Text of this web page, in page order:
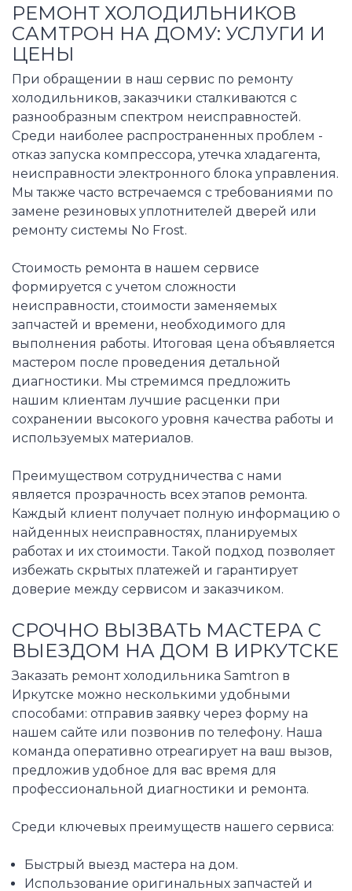
РЕМОНТ ХОЛОДИЛЬНИКОВ
САМТРОН НА ДОМУ: УСЛУГИ И
ЦЕНЫ
При обращении в наш сервис по ремонту
холодильников, заказчики сталкиваются с
разнообразным спектром неисправностей.
Среди наиболее распространенных проблем -
отказ запуска компрессора, утечка хладагента,
неисправности электронного блока управления.
Мы также часто встречаемся с требованиями по
замене резиновых уплотнителей дверей или
ремонту системы No Frost.
Стоимость ремонта в нашем сервисе
формируется с учетом сложности
неисправности, стоимости заменяемых
запчастей и времени, необходимого для
выполнения работы. Итоговая цена объявляется
мастером после проведения детальной
диагностики. Мы стремимся предложить
нашим клиентам лучшие расценки при
сохранении высокого уровня качества работы и
используемых материалов.
Преимуществом сотрудничества с нами
является прозрачность всех этапов ремонта.
Каждый клиент получает полную информацию о
найденных неисправностях, планируемых
работах и их стоимости. Такой подход позволяет
избежать скрытых платежей и гарантирует
доверие между сервисом и заказчиком.
СРОЧНО ВЫЗВАТЬ МАСТЕРА С
ВЫЕЗДОМ НА ДОМ В ИРКУТСКЕ
Заказать ремонт холодильника Samtron в
Иркутске можно несколькими удобными
способами: отправив заявку через форму на
нашем сайте или позвонив по телефону. Наша
команда оперативно отреагирует на ваш вызов,
предложив удобное для вас время для
профессиональной диагностики и ремонта.
Среди ключевых преимуществ нашего сервиса:
Быстрый выезд мастера на дом.
Использование оригинальных запчастей и